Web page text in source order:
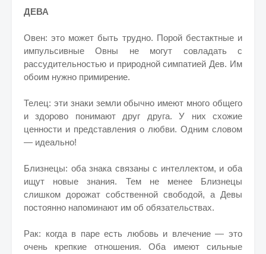
ДЕВА
Овен: это может быть трудно. Порой бестактные и
импульсивные Овны не могут совладать с
рассудительностью и природной симпатией Дев. Им
обоим нужно примирение.
Телец: эти знаки земли обычно имеют много общего
и здорово понимают друг друга. У них схожие
ценности и представления о любви. Одним словом
— идеально!
Близнецы: оба знака связаны с интеллектом, и оба
ищут новые знания. Тем не менее Близнецы
слишком дорожат собственной свободой, а Девы
постоянно напоминают им об обязательствах.
Рак: когда в паре есть любовь и влечение — это
очень крепкие отношения. Оба имеют сильные